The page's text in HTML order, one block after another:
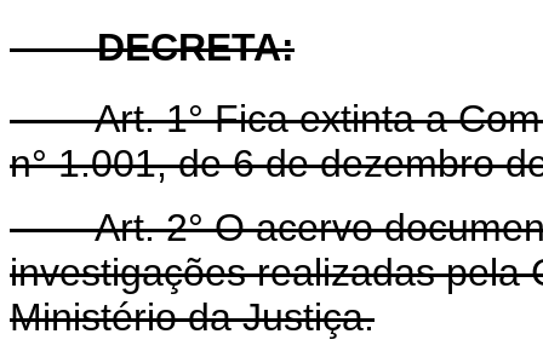
DECRETA:
Art. 1° Fica extinta a
n° 1.001, de 6 de dezembro
Art. 2° O acervo
investigações realizadas pela
Ministério da Justiça.